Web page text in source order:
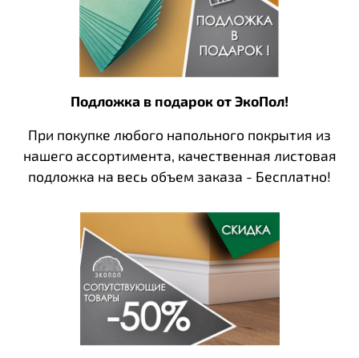
Подложка в подарок от ЭкоПол!
При покупке любого напольного покрытия из
нашего ассортимента, качественная листовая
подложка на весь объем заказа - Бесплатно!